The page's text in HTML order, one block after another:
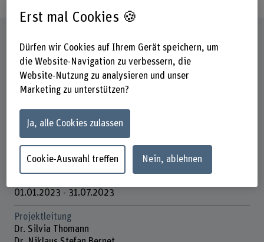
Beteiligte Departemente
Gesundheit
Institut(e)
Pflege
Förderorganisation
Andere
01.01.2023 - 31.07.2023
Projektleitung
Dr. Silvia Thomann
Erst mal Cookies 🍪
Dürfen wir Cookies auf Ihrem Gerät speichern, um
die Website-Navigation zu verbessern, die
Website-Nutzung zu analysieren und unser
Marketing zu unterstützen?
Ja, alle Cookies zulassen
Cookie-Auswahl treffen Nein, ablehnen